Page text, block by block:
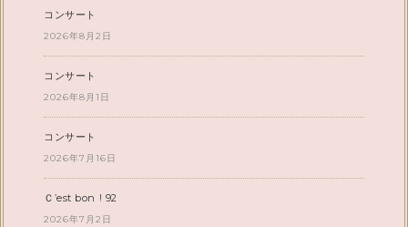
コンサート
2026年8月2日
コンサート
2026年8月1日
コンサート
2026年7月16日
Ｃ’est bon ! 92
2026年7月2日